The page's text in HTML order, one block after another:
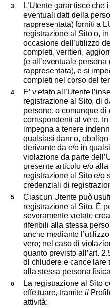
L’Utente garantisce che
eventuali dati della
rappresentata) forniti a
registrazione al Sito o,
occasione dell’utilizzo
completi, veritieri,
(e all’eventuale
rappresentata), e si
completi nel corso del
E’ vietato all’Utente
registrazione al Sito, di
persone, o comunque di
corrispondenti al vero. In
impegna a tenere
qualsiasi danno,
derivante da e/o in
violazione da parte
presente articolo e/o
registrazione al Sito e/o
credenziali di
Ciascun Utente può
registrazione al Sito. È
severamente vietato
riferibili alla stessa
anche mediante
vero; nel caso di
quanto previsto all’art.
di chiudere e cancellare
alla stessa persona
La registrazione al Sito
effettuare, tramiteil
attività: